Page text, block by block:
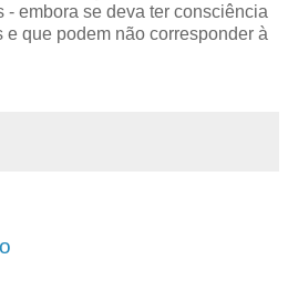
- embora se deva ter consciência
que podem não corresponder à